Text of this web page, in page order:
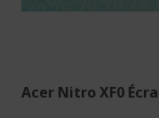
Acer Nitro XF0